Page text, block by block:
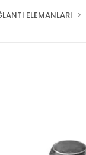
ELEMANLARI